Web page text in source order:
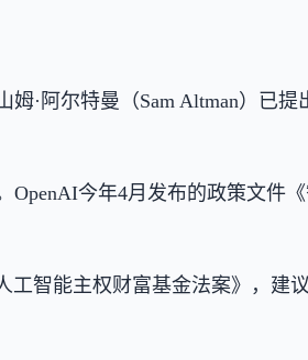
·阿尔特曼（Sam Altman）已
今年4月发布的政策文件
智能主权财富基金法案》，建